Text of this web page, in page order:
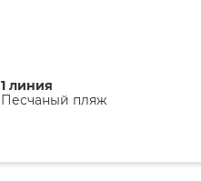
1 линия
Песчаный пляж